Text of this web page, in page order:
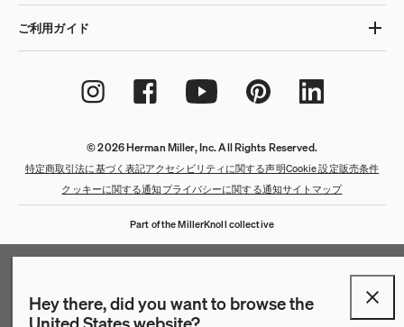
ご利用ガイド
© 2026 Herman Miller, Inc. All Rights Reserved.
特定商取引法に基づく表記アクセシビリティに関する声明
販売条件
クッキーに関する通知 プライバシーに関する通知サイトマップ
Cookie 設定
Part of the MillerKnoll collective
Hey there, did you want to browse the